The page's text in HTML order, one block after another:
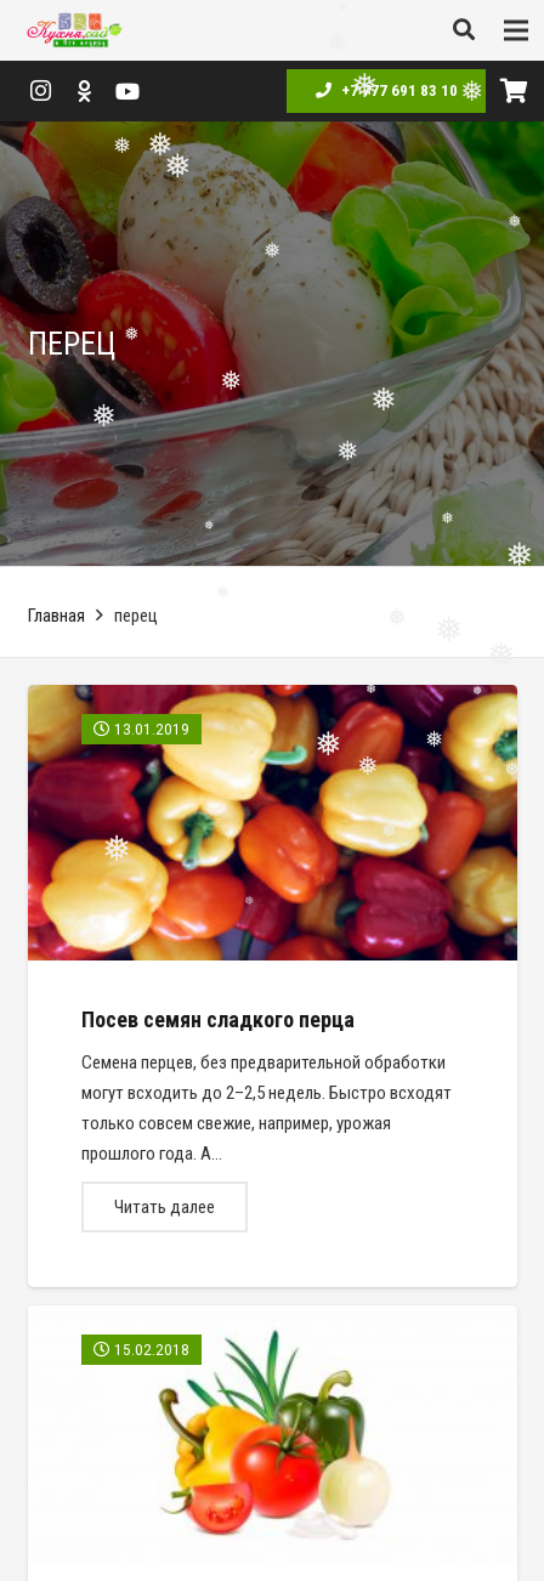
❅
❅
❅
❅
❅
❅
❅
❅
❅
❅
❅
❅
❅
❅
❅
❅
❅
❅
❅
❅
❅
❅
❅
❅
+7 777 691 83 10
ПЕРЕЦ
Главная перец
13.01.2019
Посев семян сладкого перца
Семена перцев, без предварительной обработки
могут всходить до 2–2,5 недель. Быстро всходят
только совсем свежие, например, урожая
прошлого года. А…
Читать далее
15.02.2018